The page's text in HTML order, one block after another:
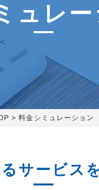
75
〒960-8252
福島県福島市
営業時
ホ 固定電
スマホ
17-1-1
〒041-0801
北海道函館市
営業時
ュレ
>料金シミュレーション
サービス